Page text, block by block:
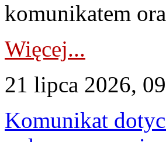
komunikatem
Więcej...
21 lipca 2026,
Komunikat